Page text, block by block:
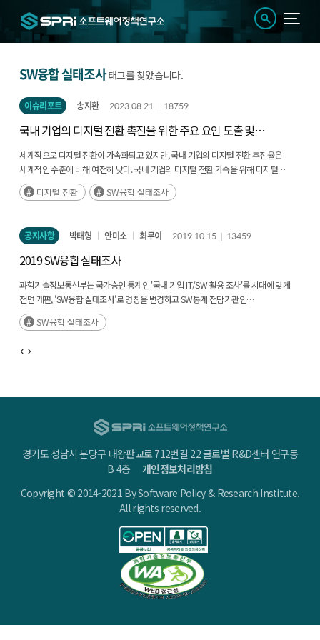
SW융합 실태조사태그를 찾았습니다.
이슈리포트 송지환 2023.08.21 18759
국내 기업의 디지털 전환 촉진을 위한 주요 요인 도출 및
실증 연구
세계적으로 디지털 전환이 가속화되고 있지만, 국내 기업의 디지털 전환 추진율은
세계적인 수준에 비해 여전히 낮다. 국내 기업의 디지털 전환 가속을 위해 디지털
전환을 추진하고 있는 실제 기업의 특성을 체계적으로 분석할 필요가 있다.(후략)
디지털 전환 SW융합 실태조사
공지사항 박태형 안미소 최무이 2019.10.15 13459
2019 SW융합 실태조사
과학기술정보통신부는 국가승인 통계인 '국내 기업 IT/SW 활용 조사'를 시대에 맞게
전면 개편, 'SW융합 실태조사'로 명칭을 변경하고 SW통계 전담기관인
소프트웨어정책연구소에 위탁하여, 전산업의 SW 관련 주요통계를 생산함과 동시에
디지털전환이라는 시대흐름을 반영한 통계조사의 작성을 개시
SW융합 실태조사
경기도 성남시 분당구 대왕판교로 712번길 22 글로벌 R&D센터 연구동
B 4층개인정보처리방침
Copyright © 2014-2021 By Software Policy & Research Institute.
All rights reserved.